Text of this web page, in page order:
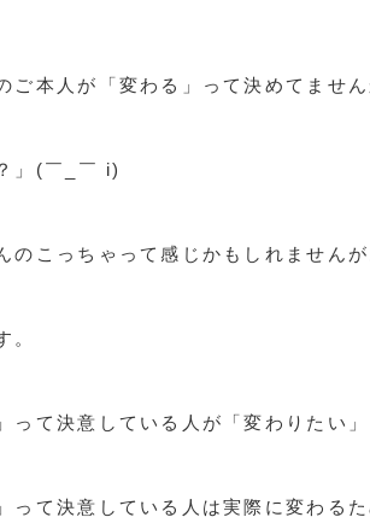
ご本人が「変わる」って決めてません
」(￣_￣ i)
のこっちゃって感じかもしれませんが
。
って決意している人が「変わりたい
って決意している人は実際に変わる